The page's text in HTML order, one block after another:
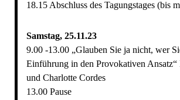
18.15 Abschluss des Tagungstages (bis
Samstag, 25.11.23
9.00 -13.00 „Glauben Sie ja nicht, wer
Einführung in den Provokativen
und Charlotte Cordes
13.00 Pause